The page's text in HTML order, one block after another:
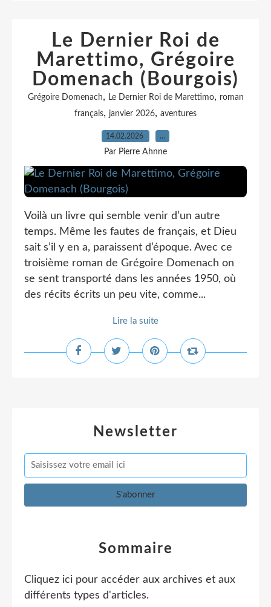
Le Dernier Roi de
Marettimo, Grégoire
Domenach (Bourgois)
Grégoire Domenach, Le Dernier Roi de Marettimo, roman
français, janvier 2026, aventures
14.02.2026 …
Par Pierre Ahnne
Voilà un livre qui semble venir d’un autre
temps. Même les fautes de français, et Dieu
sait s’il y en a, paraissent d’époque. Avec ce
troisième roman de Grégoire Domenach on
se sent transporté dans les années 1950, où
des récits écrits un peu vite, comme...
Lire la suite
Newsletter
Sommaire
Cliquez ici pour accéder aux archives et aux
différents types d'articles.